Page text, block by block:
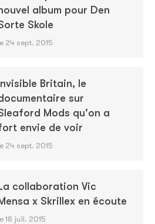
album pour Den
Skole
24 sept. 2015
Invisible Britain, le
sur
Mods qu'on a
envie de voir
24 sept. 2015
La collaboration Vic
Mensa x Skrillex en écoute
18 juil. 2015